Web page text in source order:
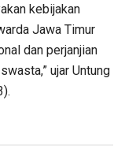
kebijakan
Jawa Timur
dan perjanjian
ujar Untung